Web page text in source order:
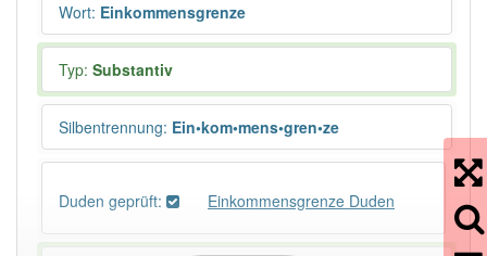
Wort: Einkommensgrenze
Typ: Substantiv
Silbentrennung: Ein•kom•mens•gren•ze
Duden geprüft: Einkommensgrenze Duden